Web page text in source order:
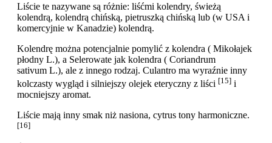
Liście te nazywane są różnie: liśćmi kolendry, świeżą
kolendrą, kolendrą chińską, pietruszką chińską lub (w USA i
komercyjnie w Kanadzie) kolendrą.
Kolendrę można potencjalnie pomylić z kolendra ( Mikołajek
płodny L.), a Selerowate jak kolendra ( Coriandrum
sativum L.), ale z innego rodzaj. Culantro ma wyraźnie inny
kolczasty wygląd i silniejszy olejek eteryczny z liści [15] i
mocniejszy aromat.
Liście mają inny smak niż nasiona, cytrus tony harmoniczne.
[16]